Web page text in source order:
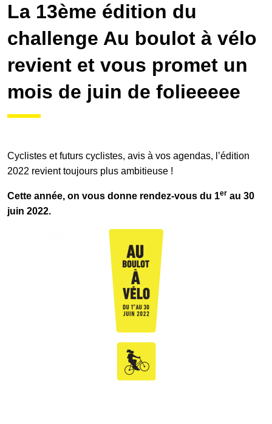
Actualités
Galerie photos
Résultats
Les participants
FAQ
La 13ème édition du
challenge Au boulot à vélo
revient et vous promet un
mois de juin de folieeeee
Cyclistes et futurs cyclistes, avis à vos agendas, l’édition
2022 revient toujours plus ambitieuse !
Cette année, on vous donne rendez-vous du 1er au 30
juin 2022.